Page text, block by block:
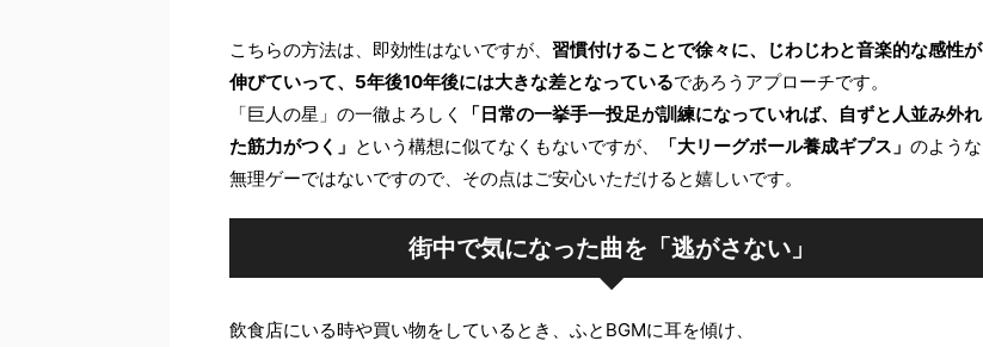
こちらの方法は、即効性はないですが、 習慣付けることで徐々に、じわじわと音楽的な感性が
伸びていって、5年後10年後には大きな差となっているであろうアプローチです。
「巨人の星」の一徹よろしく
「日常の一挙手一投足が訓練になっていれば、自ずと人並み外れ
た筋力がつく」 という構想に似てなくもないですが、 「大リーグボール養成ギプス」 のような
無理ゲーではないですので、その点はご安心いただけると嬉しいです。
街中で気になった曲を「逃がさない」
飲食店にいる時や買い物をしているとき、ふとBGMに耳を傾け、